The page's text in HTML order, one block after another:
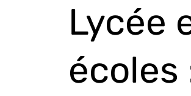
Lycée
écoles